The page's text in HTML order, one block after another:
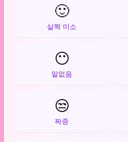
🙂
살짝 미소
😶
말없음
😒
짜증